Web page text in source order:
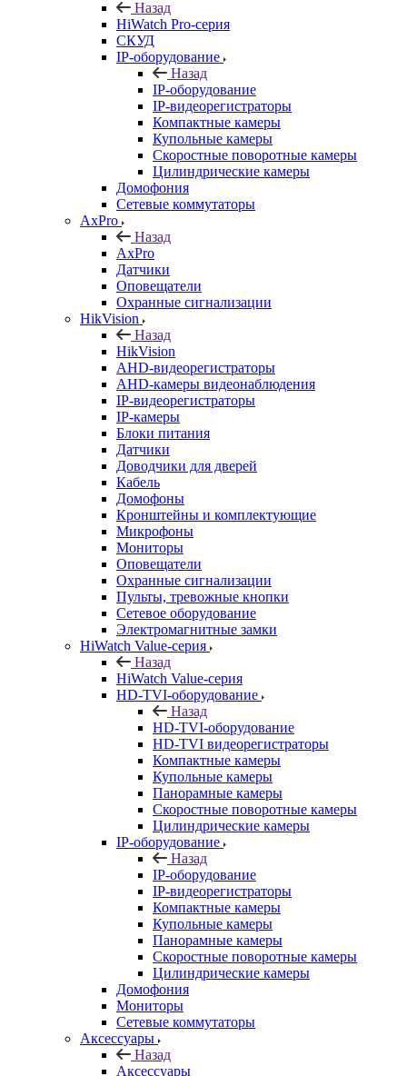
Назад
HiWatch Pro-серия
CКУД
IP-оборудование
Назад
IP-оборудование
IP-видеорегистраторы
Компактные камеры
Купольные камеры
Скоростные поворотные камеры
Цилиндрические камеры
Домофония
Сетевые коммутаторы
AxPro
Назад
AxPro
Датчики
Оповещатели
Охранные сигнализации
HikVision
Назад
HikVision
AHD-видеорегистраторы
AHD-камеры видеонаблюдения
IP-видеорегистраторы
IP-камеры
Блоки питания
Датчики
Доводчики для дверей
Кабель
Домофоны
Кронштейны и комплектующие
Микрофоны
Мониторы
Оповещатели
Охранные сигнализации
Пульты, тревожные кнопки
Сетевое оборудование
Электромагнитные замки
HiWatch Value-серия
Назад
HiWatch Value-серия
HD-TVI-оборудование
Назад
HD-TVI-оборудование
HD-TVI видеорегистраторы
Компактные камеры
Купольные камеры
Панорамные камеры
Скоростные поворотные камеры
Цилиндрические камеры
IP-оборудование
Назад
IP-оборудование
IP-видеорегистраторы
Компактные камеры
Купольные камеры
Панорамные камеры
Скоростные поворотные камеры
Цилиндрические камеры
Домофония
Мониторы
Сетевые коммутаторы
Аксессуары
Назад
Аксессуары